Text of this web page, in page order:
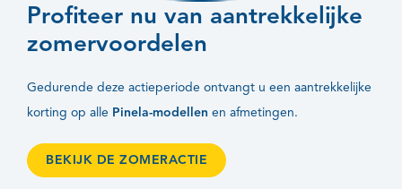
Profiteer nu van aantrekkelijke
zomervoordelen
Gedurende deze actieperiode ontvangt u een aantrekkelijke
korting op alle Pinela-modellen en afmetingen.
BEKIJK DE ZOMERACTIE